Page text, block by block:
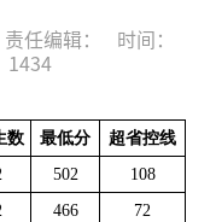
责任编辑：
时间：
1434
数 最低分 超省控线
502
108
466
72